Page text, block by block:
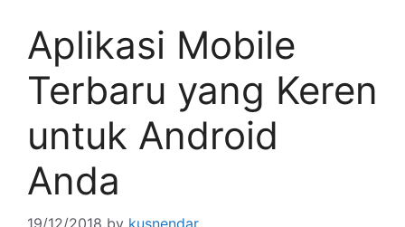
Aplikasi Mobile
Terbaru yang Keren
untuk Android
Anda